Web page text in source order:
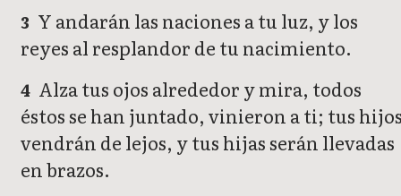
3 Y andarán las naciones a tu luz, y los
reyes al resplandor de tu nacimiento.
4 Alza tus ojos alrededor y mira, todos
éstos se han juntado, vinieron a ti; tus
vendrán de lejos, y tus hijas serán llevadas
en brazos.